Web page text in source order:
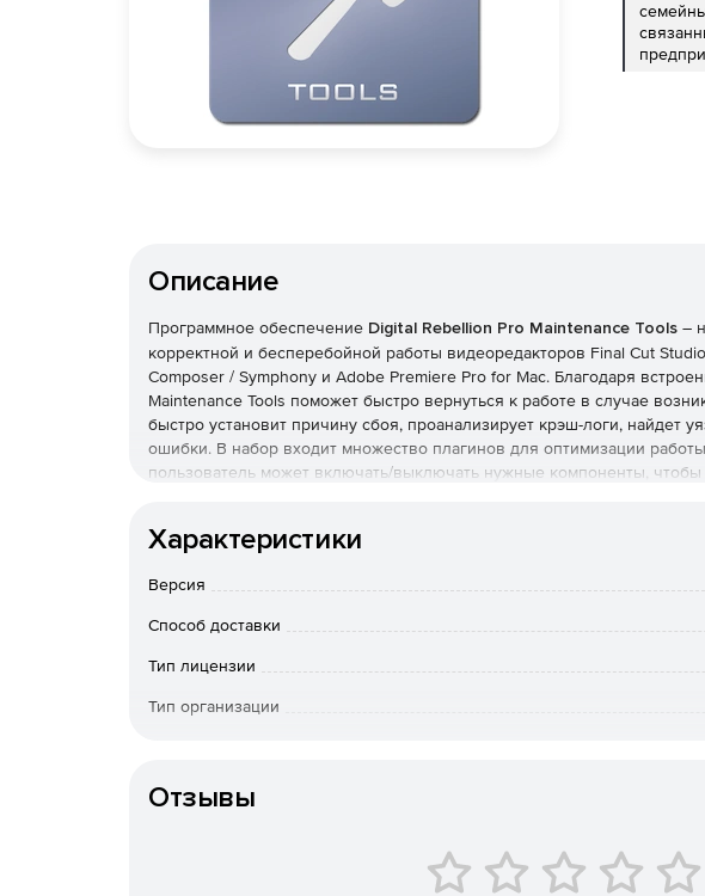
Описание
Программное обеспечение Digital Rebellion Pro Maintenance Tools –
корректной и бесперебойной работы видеоредакторов Final Cut
Composer / Symphony и Adobe Premiere Pro for Mac. Благодаря
Maintenance Tools поможет быстро вернуться к работе в случае
быстро установит причину сбоя, проанализирует крэш-логи, найдет
ошибки. В набор входит множество плагинов для оптимизации
пользователь может включать/выключать нужные компоненты, чтобы
сбор статистики, бэкап и многое другое.
Характеристики
Версия
Способ доставки
Тип лицензии
Тип организации
Отзывы